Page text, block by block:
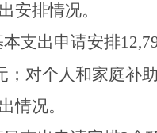
安排情况。
本支出申请安排12,
；对个人和家庭补
情况。